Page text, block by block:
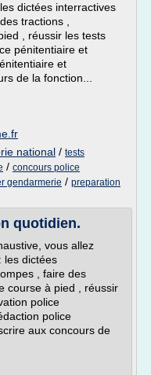
dictées interractives
tractions ,
, réussir les tests
pénitentiaire et
et
de la fonction...
national / tests
/ concours police
gendarmerie / preparation
quotidien.
vous allez
les dictées
, faire des
course à pied , réussir
police
police
aux concours de